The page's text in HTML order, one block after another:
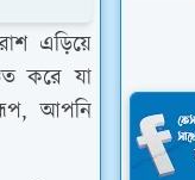
এড়িয়ে
করে যা
আপনি